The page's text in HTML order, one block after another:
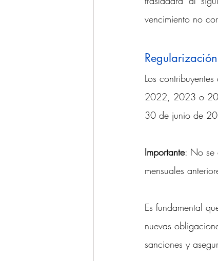
vencimiento no
Los
2022, 2023 o
30 de junio de
Importante: No se
mensuales
Es fundamental
nuevas
sanciones y